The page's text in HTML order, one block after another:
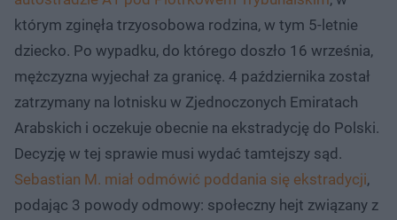
którym zginęła trzyosobowa rodzina, w tym 5-letnie
dziecko. Po wypadku, do którego doszło 16 września,
mężczyzna wyjechał za granicę. 4 października został
zatrzymany na lotnisku w Zjednoczonych Emiratach
Arabskich i oczekuje obecnie na ekstradycję do Polski.
Decyzję w tej sprawie musi wydać tamtejszy sąd.
Sebastian M. miał odmówić poddania się ekstradycji,
podając 3 powody odmowy: społeczny hejt związany z